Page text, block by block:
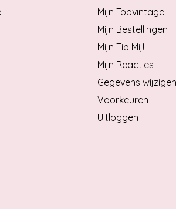
Mijn Topvintage
Mijn Bestellingen
Mijn Tip Mij!
Mijn Reacties
Gegevens wijzigen
Voorkeuren
Uitloggen